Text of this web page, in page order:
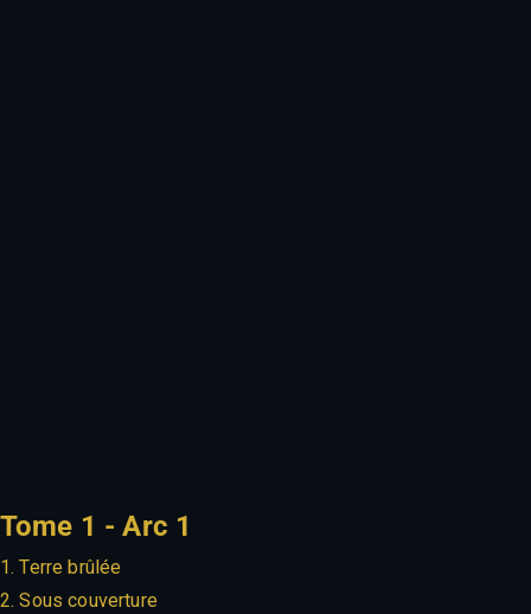
Tome 1 - Arc 1
1. Terre brûlée
2. Sous couverture